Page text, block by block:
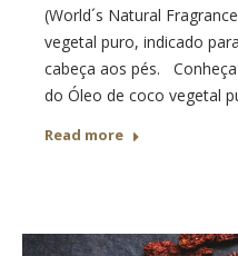
(World´s Natural
vegetal puro, indicado
cabeça aos pés.
do Óleo de coco vegetal
Read more